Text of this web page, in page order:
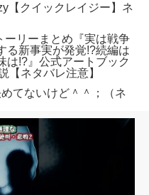
【クイックレイジー】ネ
ーリーまとめ『実は戦争
る新事実が発覚!?続編は
は!?』公式アートブック
【ネタバレ注意】
てないけど＾＾；（ネ